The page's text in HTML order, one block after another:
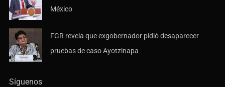
México
FGR revela que exgobernador pidió desaparecer
pruebas de caso Ayotzinapa
Síguenos